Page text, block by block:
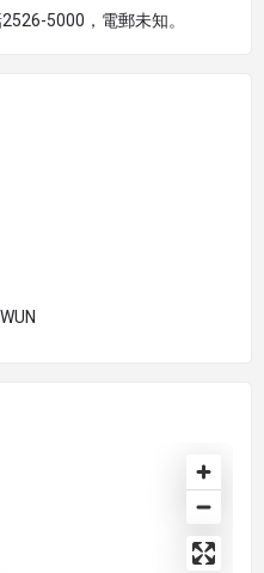
5000，電郵未知。